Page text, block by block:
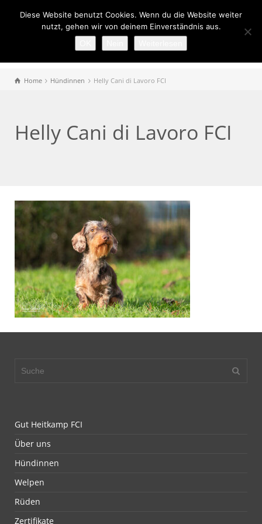
Home Hündinnen Helly Cani di Lavoro FCI
Helly Cani di Lavoro FCI
Gut Heitkamp FCI
Über uns
Hündinnen
Welpen
Rüden
Zertifikate
Diese Website benutzt Cookies. Wenn du die Website weiter
nutzt, gehen wir von deinem Einverständnis aus.